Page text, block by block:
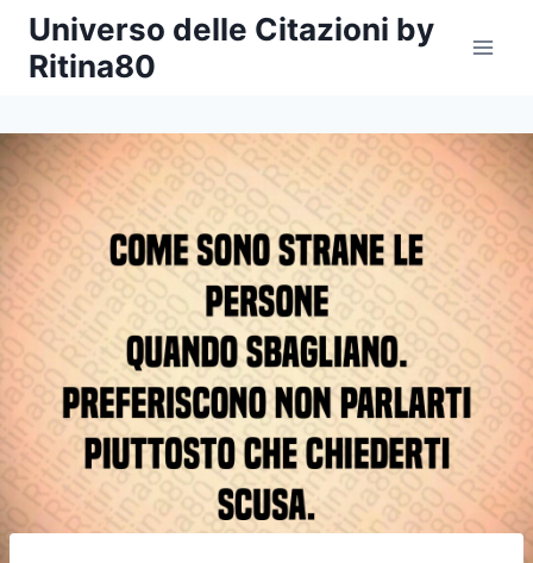
Salta
contenuto
Universo delle Citazioni by
Ritina80